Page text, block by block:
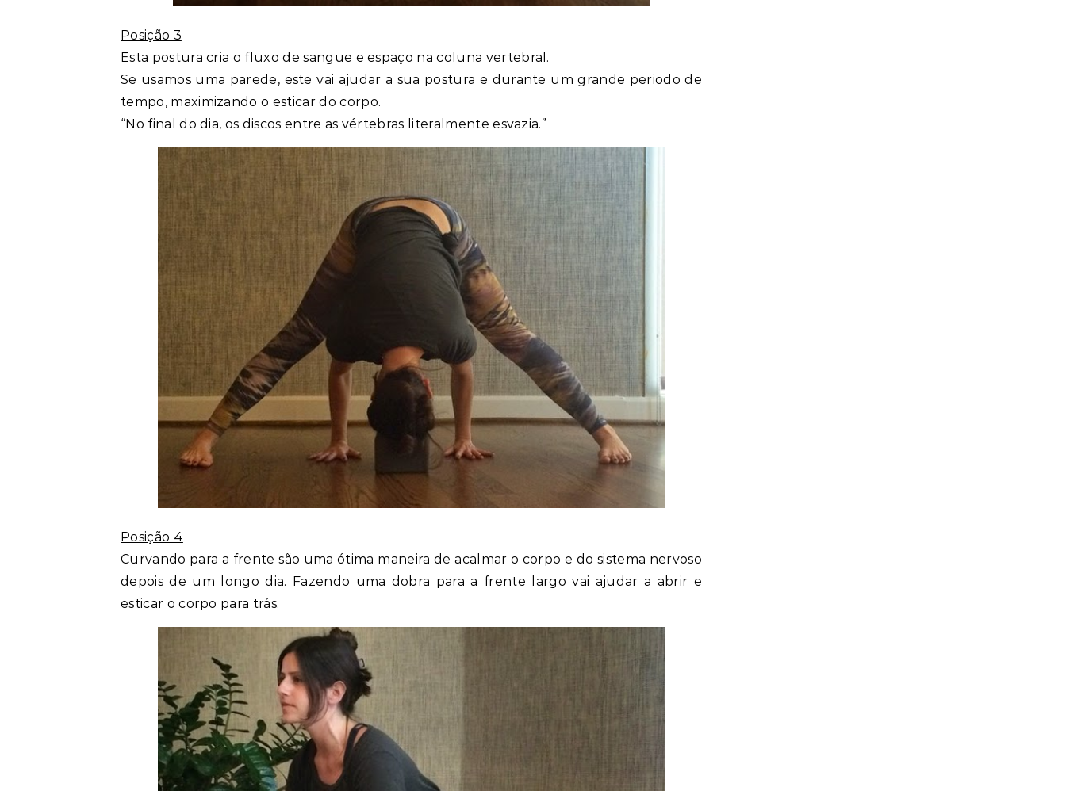
Posição 3
Esta postura cria o fluxo de sangue e espaço na coluna vertebral.
Se usamos uma parede, este vai ajudar a sua postura e durante um grande periodo de
tempo, maximizando o esticar do corpo.
“No final do dia, os discos entre as vértebras literalmente esvazia.”
Posição 4
Curvando para a frente são uma ótima maneira de acalmar o corpo e do sistema nervoso
depois de um longo dia. Fazendo uma dobra para a frente largo vai ajudar a abrir e
esticar o corpo para trás.